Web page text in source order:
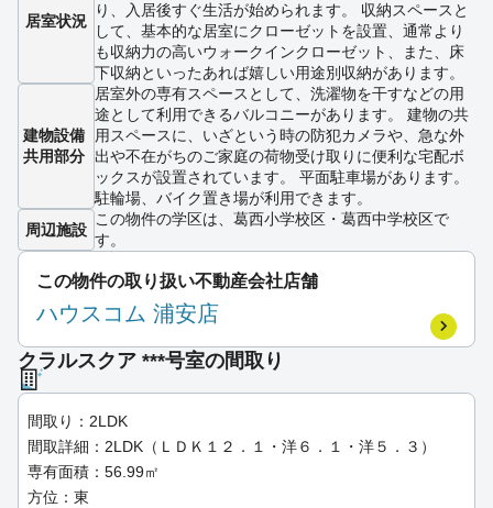
居室状況
り、入居後すぐ生活が始められます。 収納スペースと
して、基本的な居室にクローゼットを設置、通常より
も収納力の高いウォークインクローゼット、また、床
下収納といったあれば嬉しい用途別収納があります。
建物設備
共用部分
居室外の専有スペースとして、洗濯物を干すなどの用
途として利用できるバルコニーがあります。 建物の共
用スペースに、いざという時の防犯カメラや、急な外
出や不在がちのご家庭の荷物受け取りに便利な宅配ボ
ックスが設置されています。 平面駐車場があります。
駐輪場、バイク置き場が利用できます。
周辺施設
この物件の学区は、葛西小学校区・葛西中学校区で
す。
この物件の取り扱い不動産会社店舗
ハウスコム 浦安店
クラルスクア ***号室の間取り
間取り：2LDK
間取詳細：2LDK（ＬＤＫ１２．１・洋６．１・洋５．３）
専有面積：56.99㎡
方位：東